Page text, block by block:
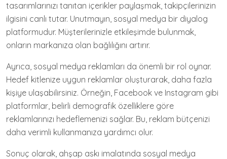
tasarımlarınızı tanıtan içerikler paylaşmak, takipçilerinizin
ilgisini canlı tutar. Unutmayın, sosyal medya bir diyalog
platformudur. Müşterilerinizle etkileşimde bulunmak,
onların markanıza olan bağlılığını artırır.
Ayrıca, sosyal medya reklamları da önemli bir rol oynar.
Hedef kitlenize uygun reklamlar oluşturarak, daha fazla
kişiye ulaşabilirsiniz. Örneğin, Facebook ve Instagram gibi
platformlar, belirli demografik özelliklere göre
reklamlarınızı hedeflemenizi sağlar. Bu, reklam bütçenizi
daha verimli kullanmanıza yardımcı olur.
Sonuç olarak, ahşap askı imalatında sosyal medya